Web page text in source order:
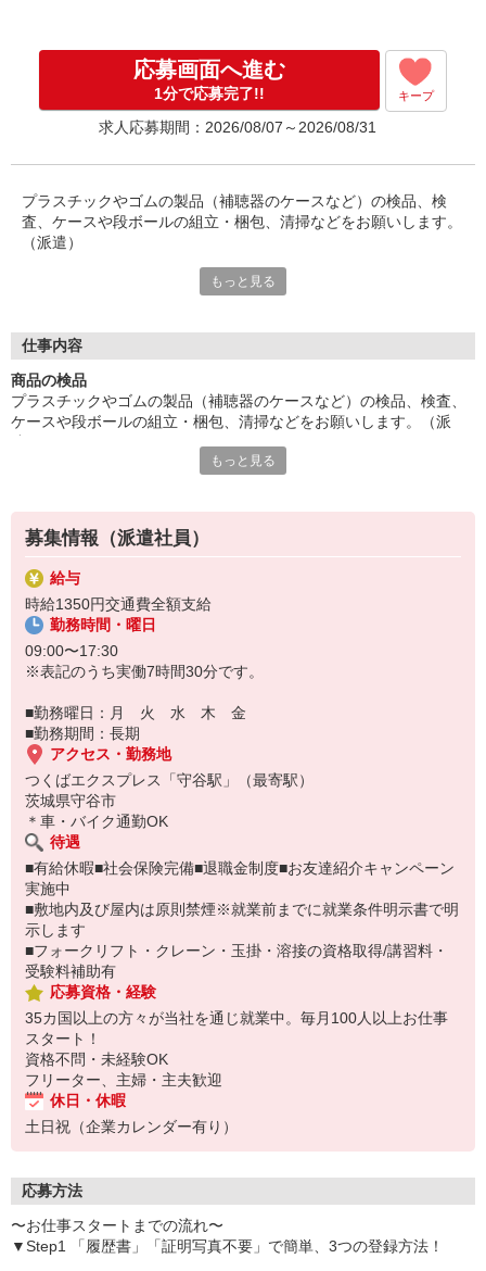
応募画面へ進む
1分で応募完了!! キープ
求人応募期間：2026/08/07～2026/08/31
プラスチックやゴムの製品（補聴器のケースなど）の検品、検
査、ケースや段ボールの組立・梱包、清掃などをお願いします。
（派遣）
人気の軽作業。空調完備で快適。ほとんど座り作業。50代の方な
事の合間にリフレッシュできます。
（当社規定あり）
『テクノ・サービス』は、派遣業界大手スタッフサービスグルー
全国にあるお仕事の中から、一人ひとりのスキルや希望条件に応
安全管理体制も万全ですので安心してご就業いただけます。
登録方法は、【オンライン】【電話】【登録会来場】の3つから
選べます♪
★★履歴書・証明写真は不要！★★
また、ご登録済の方はお仕事の紹介がスムーズです。
ご応募お待ちしています。
もっと見る
仕事内容
商品の検品
プラスチックやゴムの製品（補聴器のケースなど）の検品、検査、
ケースや段ボールの組立・梱包、清掃などをお願いします。（派
人気の軽作業。空調完備で快適。ほとんど座り作業。50代の方など
の合間にリフレッシュできます。
＊簡単作業です
＊座り仕事です
もっと見る
募集情報（派遣社員）
給与
時給1350円交通費全額支給
勤務時間・曜日
09:00〜17:30
※表記のうち実働7時間30分です。
■勤務曜日：月 火 水 木 金
■勤務期間：長期
アクセス・勤務地
つくばエクスプレス「守谷駅」（最寄駅）
茨城県守谷市
＊車・バイク通勤OK
待遇
■有給休暇■社会保険完備■退職金制度■お友達紹介キャンペーン
実施中
■敷地内及び屋内は原則禁煙※就業前までに就業条件明示書で明
示します
■フォークリフト・クレーン・玉掛・溶接の資格取得/講習料・
受験料補助有
応募資格・経験
35カ国以上の方々が当社を通じ就業中。毎月100人以上お仕事
スタート！
資格不問・未経験OK
フリーター、主婦・主夫歓迎
休日・休暇
土日祝（企業カレンダー有り）
応募方法
〜お仕事スタートまでの流れ〜
▼Step1 「履歴書」「証明写真不要」で簡単、3つの登録方法！